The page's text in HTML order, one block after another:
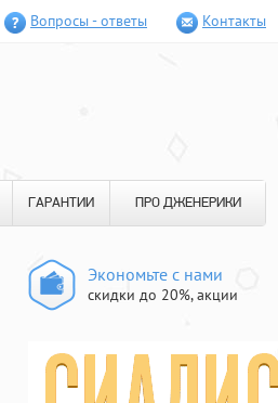
Вопросы - ответы Контакты
ГАРАНТИИ ПРО ДЖЕНЕРИКИ
Экономьте с нами
скидки до 20%, акции